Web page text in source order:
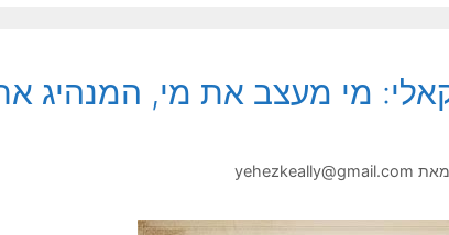
מי מעצב את מי, המנהיג
מאת yehezkeally@gmail.com